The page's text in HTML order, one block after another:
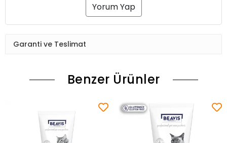
Yorum Yap
Garanti ve Teslimat
Benzer Ürünler